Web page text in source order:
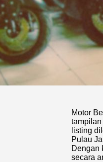
Motor
listing
Pulau
Dengan
secara